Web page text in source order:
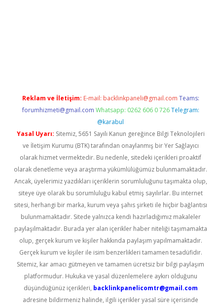
Reklam ve İletişim: E-mail: backlinkpaneli@gmail.com Teams:
forumhizmeti@gmail.com Whatsapp: 0262 606 0 726 Telegram:
@karabul
Yasal Uyarı: Sitemiz, 5651 Sayılı Kanun gereğince Bilgi Teknolojileri
ve İletişim Kurumu (BTK) tarafından onaylanmış bir Yer Sağlayıcı
olarak hizmet vermektedir. Bu nedenle, sitedeki içerikleri proaktif
olarak denetleme veya araştırma yükümlülüğümüz bulunmamaktadır.
Ancak, üyelerimiz yazdıkları içeriklerin sorumluluğunu taşımakta olup,
siteye üye olarak bu sorumluluğu kabul etmiş sayılırlar. Bu internet
sitesi, herhangi bir marka, kurum veya şahıs şirketi ile hiçbir bağlantısı
bulunmamaktadır. Sitede yalnızca kendi hazırladığımız makaleler
paylaşılmaktadır. Burada yer alan içerikler haber niteliği taşımamakta
olup, gerçek kurum ve kişiler hakkında paylaşım yapılmamaktadır.
Gerçek kurum ve kişiler ile isim benzerlikleri tamamen tesadüfidir.
Sitemiz, kar amacı gütmeyen ve tamamen ücretsiz bir bilgi paylaşım
platformudur. Hukuka ve yasal düzenlemelere aykırı olduğunu
düşündüğünüz içerikleri, backlinkpanelicomtr@gmail.com
adresine bildirmeniz halinde, ilgili içerikler yasal süre içerisinde